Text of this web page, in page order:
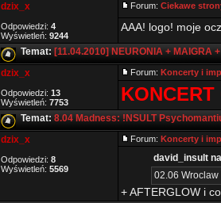
dzix_x
Odpowiedzi: 4
Wyświetleń: 9244
Forum: Ciekawe
AAA! logo! moje
Temat: [11.04.2010] NEURONIA + MAIGRA
dzix_x
Odpowiedzi: 13
Wyświetleń: 7753
Forum: Koncerty i
Temat: 8.04 Madness: !NSULT
dzix_x
Odpowiedzi: 8
Wyświetleń: 5569
Forum: Koncerty i
david_insult
02.06 Wroclaw
+ AFTERGLOW i